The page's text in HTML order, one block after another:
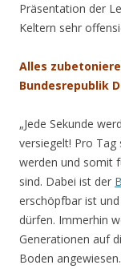
Präsentation der
Keltern sehr
Alles
Bundesrepublik
„Jede Sekunde
versiegelt! Pro
werden und somit
sind. Dabei ist der
erschöpfbar ist
dürfen. Immerhin
Generationen auf
Boden